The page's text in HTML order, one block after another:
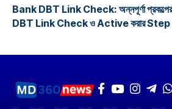
Bank DBT Link Check: অন্নপূর্ণা প্রকল্পের
DBT Link Check ও Active করার Step